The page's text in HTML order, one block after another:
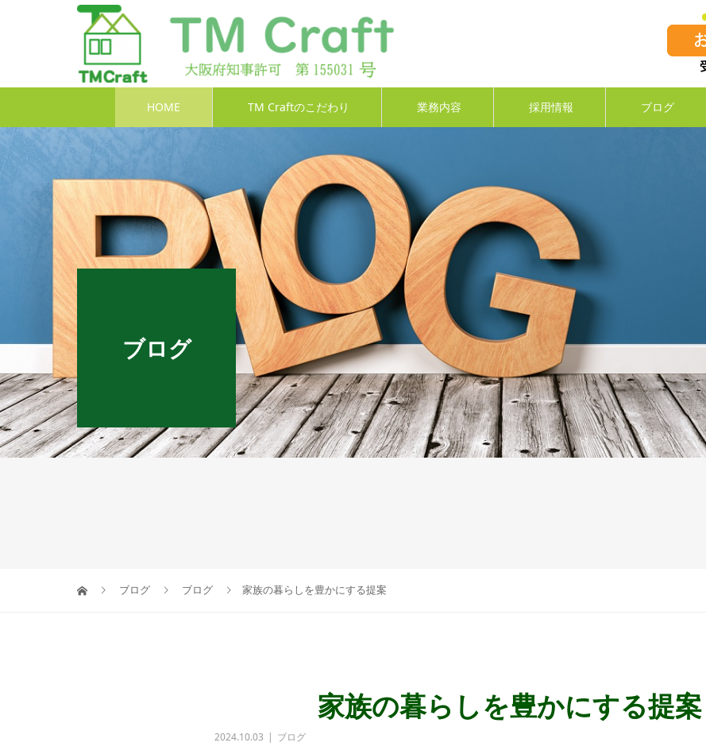
HOME TM Craftのこだわり 業務内容 採用情報 ブログ
ブログ
ブログ ブログ 家族の暮らしを豊かにする提案
家族の暮らしを豊かにする提案
2024.10.03 ブログ